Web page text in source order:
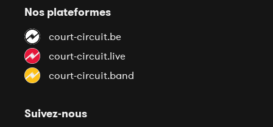
Nos plateformes
court-circuit.be
court-circuit.live
court-circuit.band
Suivez-nous